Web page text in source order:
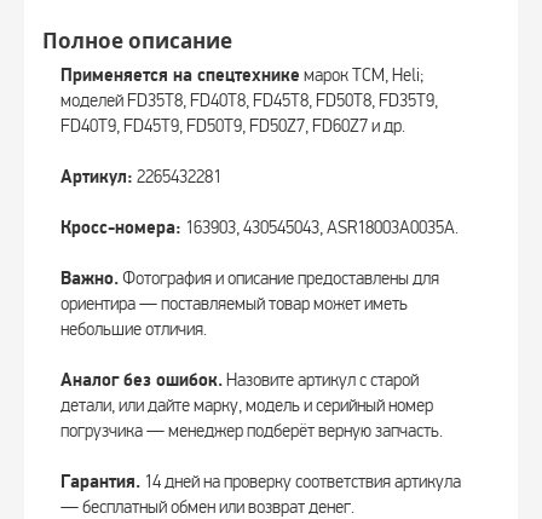
Полное описание
Применяется на спецтехнике марок TCM, Heli;
моделей FD35T8, FD40T8, FD45T8, FD50T8, FD35T9,
FD40T9, FD45T9, FD50T9, FD50Z7, FD60Z7 и др.
Артикул: 2265432281
Кросс-номера: 163903, 430545043, ASR18003A0035A.
Важно.Фотография и описание предоставлены для
ориентира — поставляемый товар может иметь
небольшие отличия.
Аналог без ошибок.Назовите артикул с старой
детали, или дайте марку, модель и серийный номер
погрузчика — менеджер подберёт верную запчасть.
Гарантия. 14 дней на проверку соответствия артикула
— бесплатный обмен или возврат денег.